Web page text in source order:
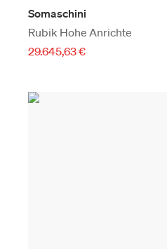
Somaschini
Rubik Hohe Anrichte
29.645,63 €